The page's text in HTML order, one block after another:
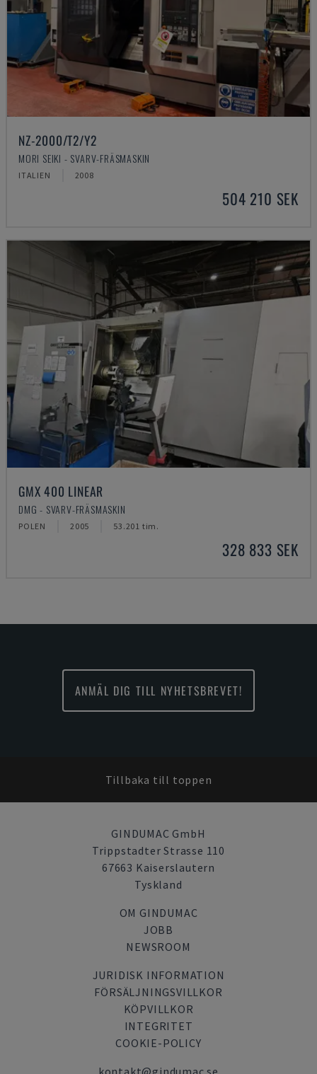
NZ-2000/T2/Y2
MORI SEIKI - SVARV-FRÄSMASKIN
ITALIEN 2008
504 210 SEK
GMX 400 LINEAR
DMG - SVARV-FRÄSMASKIN
POLEN 2005 53.201 tim.
328 833 SEK
ANMÄL DIG TILL NYHETSBREVET!
Tillbaka till toppen
GINDUMAC GmbH
Trippstadter Strasse 110
67663 Kaiserslautern
Tyskland
OM GINDUMAC
JOBB
NEWSROOM
JURIDISK INFORMATION
FÖRSÄLJNINGSVILLKOR
KÖPVILLKOR
INTEGRITET
COOKIE-POLICY
kontakt@gindumac.se